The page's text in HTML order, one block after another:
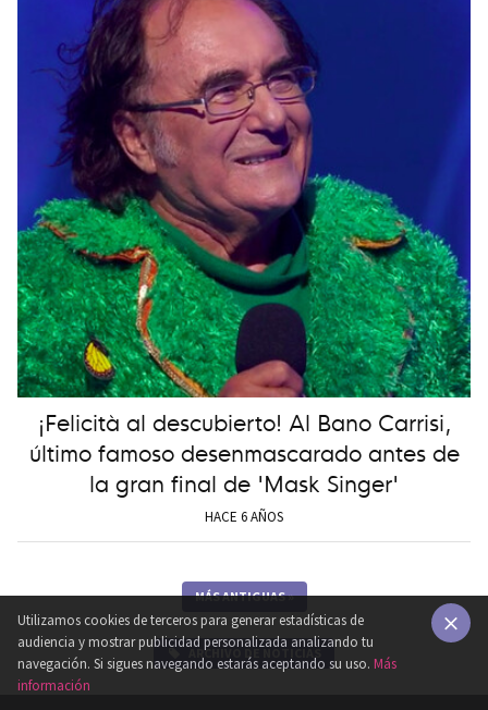
¡Felicità al descubierto! Al Bano Carrisi,
último famoso desenmascarado antes de
la gran final de 'Mask Singer'
HACE 6 AÑOS
MÁS ANTIGUAS»
ARCHIVO DE NOTICIAS
Utilizamos cookies de terceros para generar estadísticas de
audiencia y mostrar publicidad personalizada analizando tu
navegación. Si sigues navegando estarás aceptando su uso. Más
información